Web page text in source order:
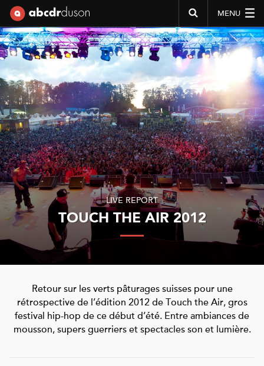
MENU
Abcdr du Son
LIVE REPORT
TOUCH THE AIR 2012
Retour sur les verts pâturages suisses pour une
rétrospective de l’édition 2012 de Touch the Air, gros
festival hip-hop de ce début d’été. Entre ambiances de
mousson, supers guerriers et spectacles son et lumière.